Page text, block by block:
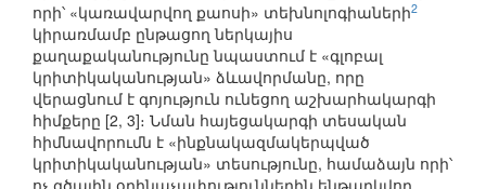
որի՝ «կառավարվող քաոսի» տեխնոլոգիաների2
կիրառմամբ ընթացող ներկայիս
քաղաքականությունը նպաստում է «գլոբալ
կրիտիկականության» ձևավորմանը, որը
վերացնում է գոյություն ունեցող աշխարհակարգի
հիմքերը [2, 3]։ Նման հայեցակարգի տեսական
հիմնավորումն է «ինքնակազմակերպված
կրիտիկականության» տեսությունը, համաձայն որի՝